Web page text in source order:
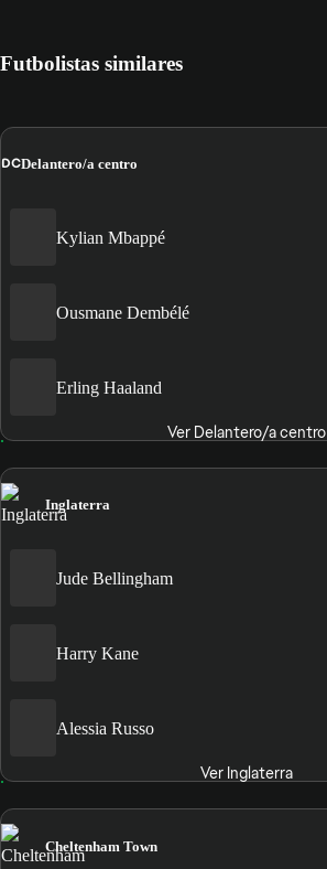
Futbolistas similares
DCDelantero/a centro
Kylian Mbappé
Ousmane Dembélé
Erling Haaland
Ver Delantero/a centro
Inglaterra
Jude Bellingham
Harry Kane
Alessia Russo
Ver Inglaterra
Cheltenham Town